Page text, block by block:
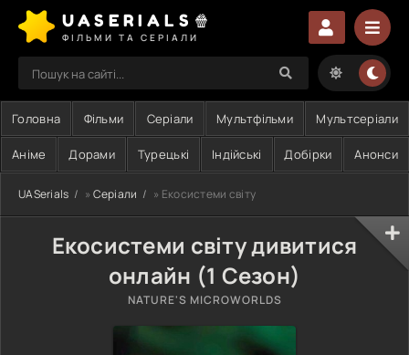
UASERIALS🍿
ФІЛЬМИ ТА СЕРІАЛИ
Головна Фільми Серіали Мультфільми Мультсеріали
Аніме Дорами Турецькі Індійські Добірки Анонси
UASerials » Серіали » Екосистеми світу
Екосистеми світу дивитися
онлайн (1 Сезон)
NATURE'S MICROWORLDS